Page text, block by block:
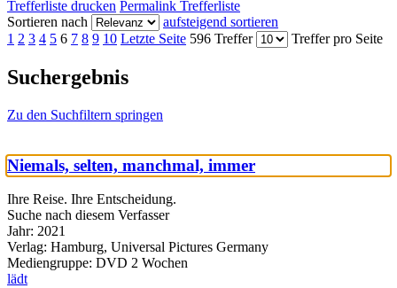
Trefferliste drucken Permalink Trefferliste
Sortieren nach
aufsteigend sortieren
1 2 3 4 5 6 7 8 9 10 Letzte Seite 596 Treffer Treffer pro Seite
Suchergebnis
Zu den Suchfiltern springen
Niemals, selten, manchmal, immer
Ihre Reise. Ihre Entscheidung.
Suche nach diesem Verfasser
Jahr: 2021
Verlag: Hamburg, Universal Pictures Germany
Mediengruppe: DVD 2 Wochen
lädt